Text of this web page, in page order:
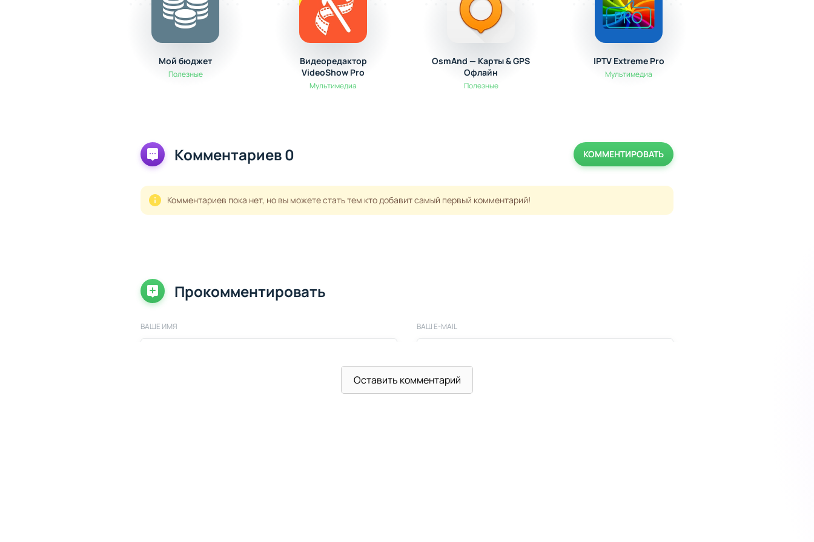
Мой бюджет
Полезные
Видеоредактор
VideoShow Pro
Мультимедиа
OsmAnd — Карты & GPS
Офлайн
Полезные
IPTV Extreme Pro
Мультимедиа
Комментариев 0 КОММЕНТИРОВАТЬ
Комментариев пока нет, но вы можете стать тем кто добавит самый первый комментарий!
Прокомментировать
ВАШЕ ИМЯ ВАШ E-MAIL
Оставить комментарий